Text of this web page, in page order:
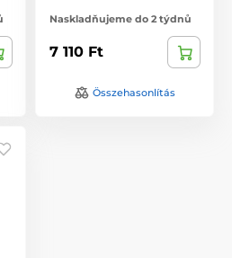
Naskladňujeme do 2 týdnů
7 110 Ft
Összehasonlítás